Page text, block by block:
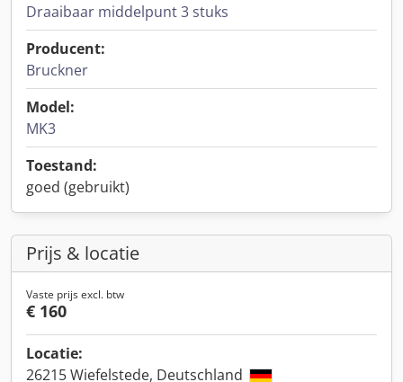
Draaibaar middelpunt 3 stuks
Producent:
Bruckner
Model:
MK3
Toestand:
goed (gebruikt)
Prijs & locatie
Vaste prijs excl. btw
€ 160
Locatie:
26215 Wiefelstede, Deutschland